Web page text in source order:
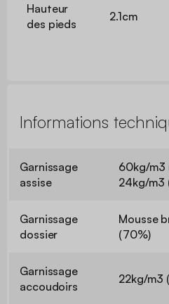
Hauteur
des pieds
2.1cm
Informations
Garnissage
assise
60kg/m3
24kg/m3
Garnissage
dossier
Mousse
(70%)
Garnissage
accoudoirs
22kg/m3